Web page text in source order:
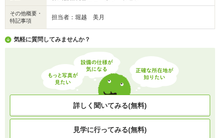
その他概要・
特記事項
担当者：堀越 美月
気軽に質問してみませんか？
詳しく聞いてみる(無料)
見学に行ってみる(無料)